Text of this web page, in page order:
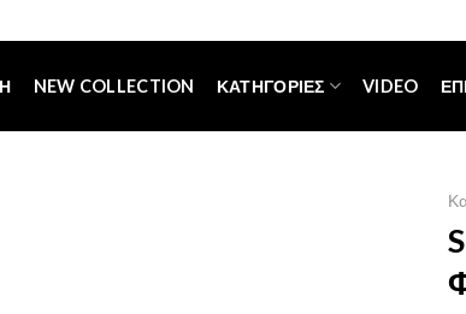
NEW COLLECTION ΚΑΤΗΓΟΡΊΕΣ VIDEO